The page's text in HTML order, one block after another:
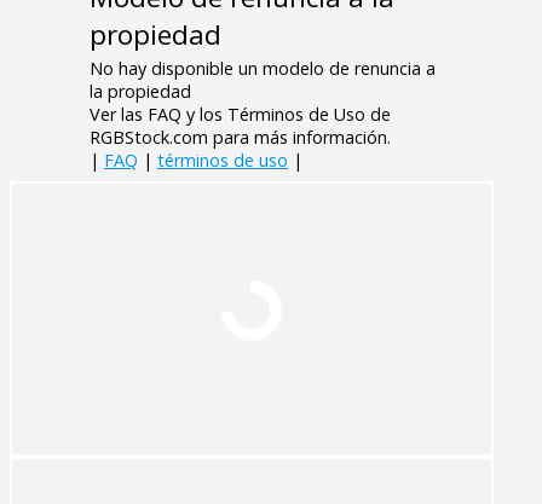
propiedad
No hay disponible un modelo de renuncia a
la propiedad
Ver las FAQ y los Términos de Uso de
RGBStock.com para más información.
| FAQ | términos de uso |